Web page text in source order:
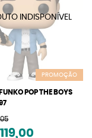
PROMOÇÃO
POP THE BOYS